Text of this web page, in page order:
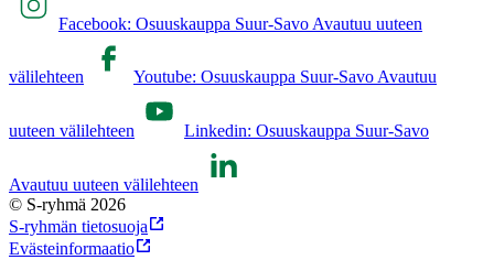
Facebook: Osuuskauppa Suur-Savo Avautuu uuteen
välilehteen Youtube: Osuuskauppa Suur-Savo Avautuu
uuteen välilehteen Linkedin: Osuuskauppa Suur-Savo
Avautuu uuteen välilehteen
© S-ryhmä 2026
S-ryhmän tietosuoja
Evästeinformaatio